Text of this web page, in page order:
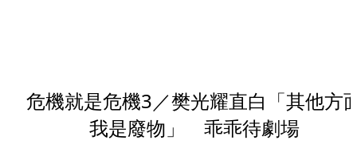
危機就是危機3／樊光耀直白「其他方
我是廢物」 乖乖待劇場